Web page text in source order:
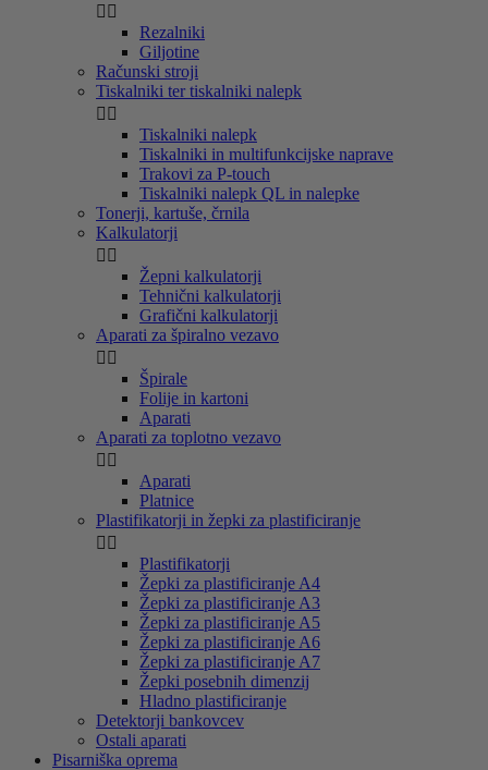
 
Rezalniki
Giljotine
Računski stroji
Tiskalniki ter tiskalniki nalepk
 
Tiskalniki nalepk
Tiskalniki in multifunkcijske naprave
Trakovi za P-touch
Tiskalniki nalepk QL in nalepke
Tonerji, kartuše, črnila
Kalkulatorji
 
Žepni kalkulatorji
Tehnični kalkulatorji
Grafični kalkulatorji
Aparati za špiralno vezavo
 
Špirale
Folije in kartoni
Aparati
Aparati za toplotno vezavo
 
Aparati
Platnice
Plastifikatorji in žepki za plastificiranje
 
Plastifikatorji
Žepki za plastificiranje A4
Žepki za plastificiranje A3
Žepki za plastificiranje A5
Žepki za plastificiranje A6
Žepki za plastificiranje A7
Žepki posebnih dimenzij
Hladno plastificiranje
Detektorji bankovcev
Ostali aparati
Pisarniška oprema